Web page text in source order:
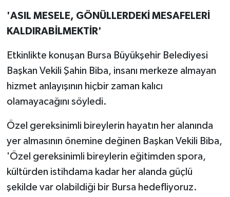
'ASIL MESELE, GÖNÜLLERDEKİ MESAFELERİ
KALDIRABİLMEKTİR'
Etkinlikte konuşan Bursa Büyükşehir Belediyesi
Başkan Vekili Şahin Biba, insanı merkeze almayan
hizmet anlayışının hiçbir zaman kalıcı
olamayacağını söyledi.
Özel gereksinimli bireylerin hayatın her alanında
yer almasının önemine değinen Başkan Vekili Biba,
'Özel gereksinimli bireylerin eğitimden spora,
kültürden istihdama kadar her alanda güçlü
şekilde var olabildiği bir Bursa hedefliyoruz.